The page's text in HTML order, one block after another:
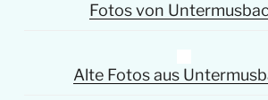
Fotos von
Alte Fotos aus